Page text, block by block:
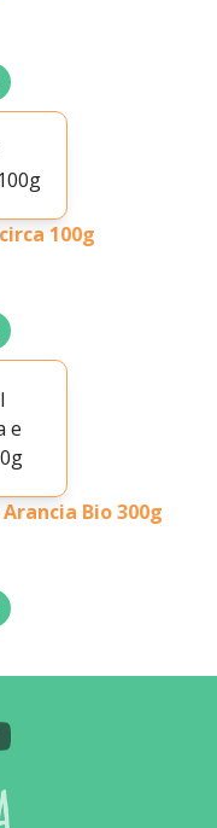
100g
Bio 300g